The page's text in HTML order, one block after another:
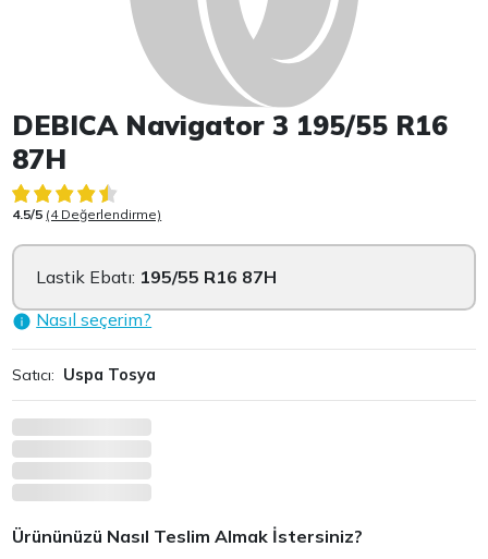
DEBICA Navigator 3 195/55 R16
87H
4.5/5 (4 Değerlendirme)
Lastik Ebatı: 195/55 R16 87H
Nasıl seçerim?
Satıcı: Uspa Tosya
Ürününüzü Nasıl Teslim Almak İstersiniz?